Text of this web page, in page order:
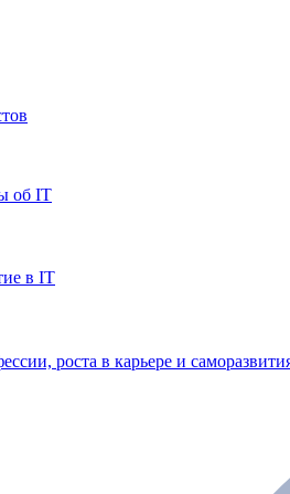
об IT
в IT
роста в карьере и